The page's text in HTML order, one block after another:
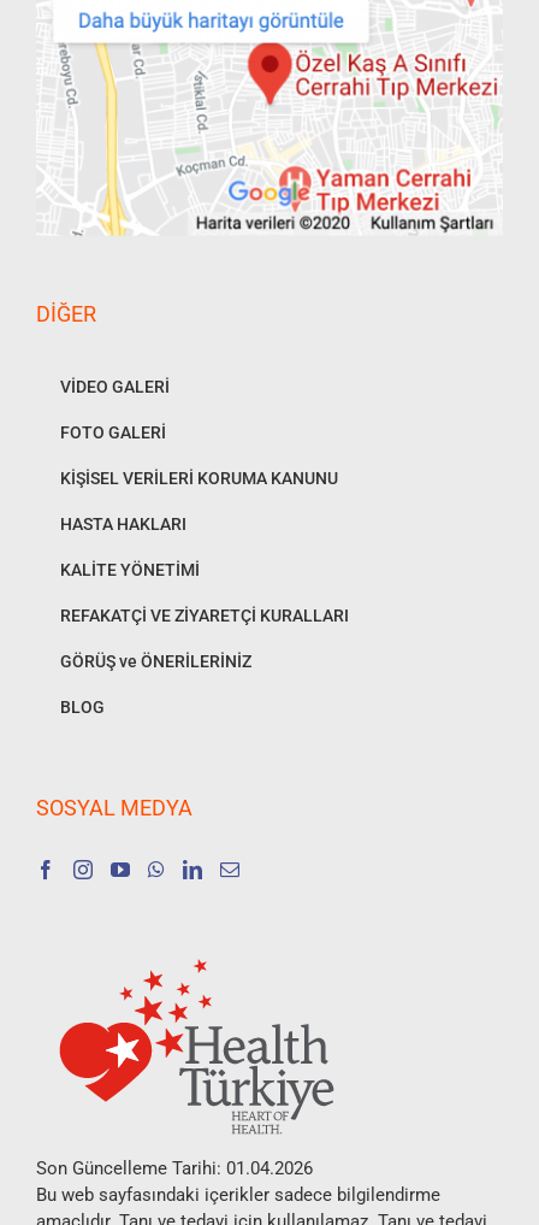
DIĞER
VİDEO GALERİ
FOTO GALERİ
KİŞİSEL VERİLERİ KORUMA KANUNU
HASTA HAKLARI
KALİTE YÖNETİMİ
REFAKATÇİ VE ZİYARETÇİ KURALLARI
GÖRÜŞ ve ÖNERİLERİNİZ
BLOG
SOSYAL MEDYA
Son Güncelleme Tarihi: 01.04.2026
Bu web sayfasındaki içerikler sadece bilgilendirme